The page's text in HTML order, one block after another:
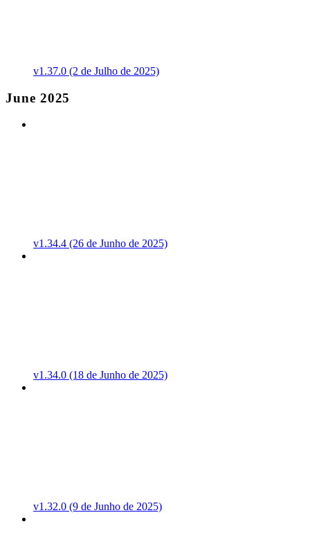
v1.37.0 (2 de Julho de 2025)
June 2025
v1.34.4 (26 de Junho de 2025)
v1.34.0 (18 de Junho de 2025)
v1.32.0 (9 de Junho de 2025)